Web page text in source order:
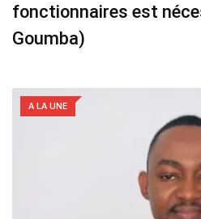
fonctionnaires est
Goumba)
A LA UNE